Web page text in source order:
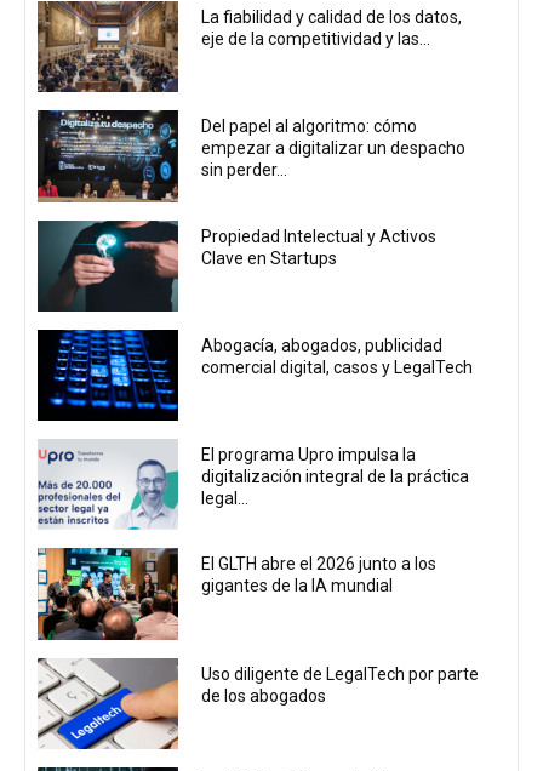
La fiabilidad y calidad de los datos,
eje de la competitividad y las...
Del papel al algoritmo: cómo
empezar a digitalizar un despacho
sin perder...
Propiedad Intelectual y Activos
Clave en Startups
Abogacía, abogados, publicidad
comercial digital, casos y LegalTech
El programa Upro impulsa la
digitalización integral de la práctica
legal...
El GLTH abre el 2026 junto a los
gigantes de la IA mundial
Uso diligente de LegalTech por parte
de los abogados